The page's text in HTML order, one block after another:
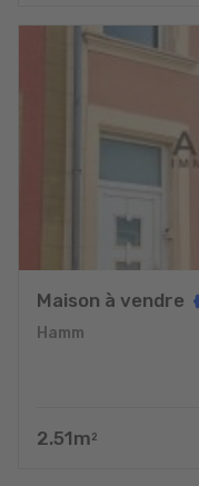
Maison à vendre
Hamm
2.51m 2